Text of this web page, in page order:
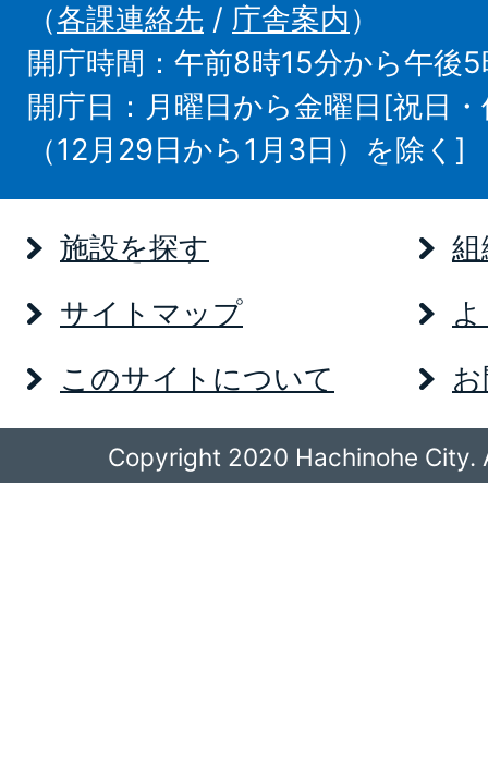
（各課連絡先 / 庁舎案内）
開庁時間：午前8時15分から午後
開庁日：月曜日から金曜日[祝日
（12月29日から1月3日）を除く]
施設を探す
サイトマップ
このサイトについて
Copyright 2020 Hachinohe City.